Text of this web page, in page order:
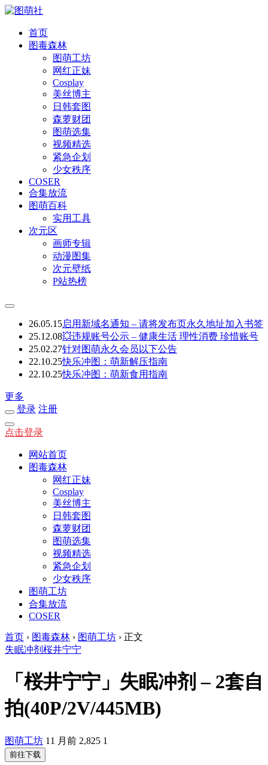
首页
图毒森林
图萌工坊
网红正妹
Cosplay
美丝博主
日韩套图
森萝财团
图萌选集
视频精选
紧急企划
少女秩序
COSER
合集放流
图萌百科
实用工具
次元区
画师专辑
动漫图集
次元壁纸
P站热榜
26.05.15启用新域名通知 – 请将发布页永久地址加入书签
25.12.08💥违规账号公示 – 健康生活 理性消费 珍惜账号
25.02.27针对图萌永久会员以下公告
22.10.25快乐冲图：萌新解压指南
22.10.25快乐冲图：萌新食用指南
更多
登录 注册
点击登录
网站首页
图毒森林
网红正妹
Cosplay
美丝博主
日韩套图
森萝财团
图萌选集
视频精选
紧急企划
少女秩序
图萌工坊
合集放流
COSER
首页 › 图毒森林 › 图萌工坊 › 正文
失眠冲剂 桜井宁宁
「桜井宁宁」失眠冲剂 – 2套自
拍(40P/2V/445MB)
图萌工坊 11 月前 2,825 1
前往下载